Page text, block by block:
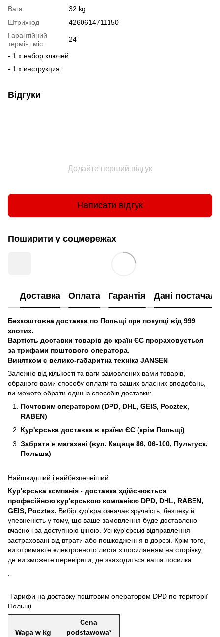
Вага
32 kg
Штрихкод
4260614711150
Гарантійний
термін, міс.
24
- 1 x набор ключей
- 1 x инструкция
Відгуки
Додайте перший відгук
Написати відгук
Поширити у соцмережах
Доставка Оплата Гарантія Дані
Безкоштовна доставка по Польщі при покупці від 999
злотих.
Вартість доставки товарів до країн ЄС прораховується
за трифами поштового оператора.
Винятком є велико-габаритна техніка JANSEN
Залежно від кількості та ваги замовлених вами товарів,
обраного вами способу оплати та ваших власних вподобань,
ви можете обрати один із способів доставки:
Почтовим оператором (DPD, DHL, GEIS, Pocztex,
RABEN)
Кур'єрська доставка в країни ЄС (крім Польщі)
Забрати в магазині (вул. Кацице 86, 06-100, Пультуск,
Польша)
Найшвидший і найбезпечніший:
Кур'єрська компанія - доставка здійснюється
професійною кур'єрською компанією DPD, DHL, RABEN,
GEIS, Pocztex. Вибір кур'єра означає зручність, безпеку й
упевненість у тому, що ваше замовлення буде доставлено
вчасно і за доступною ціною. Усі кур'єрські відправлення
застраховані від втрати або пошкодження в дорозі. Крім того,
ви отримаєте електронного листа з посиланням на сторінку,
де ви зможете перевірити, де знаходиться ваша посилка
Тарифи на доставку поштовим оператором DPD по території
Польщі
Waga w kg
Cena
podstawowa*